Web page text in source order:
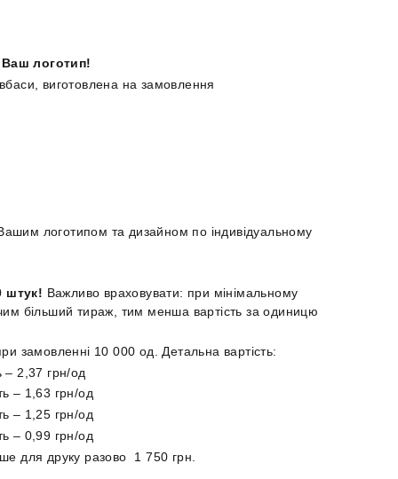
Ваш логотип!
виготовлена на замовлення
логотипом та дизайном по індивідуальному
штук! Важливо враховувати: при мінімальному
більший тираж, тим менша вартість за одиницю
замовленні 10 000 од. Детальна вартість:
– 2,37 грн/од
– 1,63 грн/од
– 1,25 грн/од
– 0,99 грн/од
для друку разово 1 750 грн.